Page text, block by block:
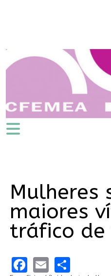
Mulheres
maiores
tráfico de
Facebook
EmailShare